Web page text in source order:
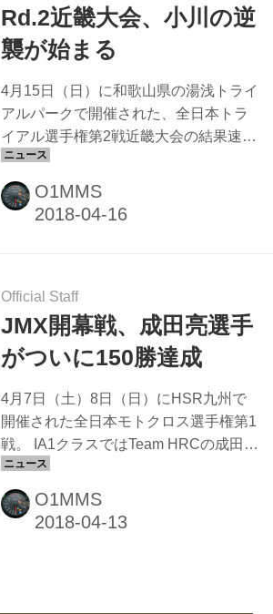
－１４：３０（Uターン） ③１５：０
０－１６：００（コーナーリング） ゲ
先導で自分のバイクでゲレンデを体験...
Rd.2近畿大会、小川の逆
襲が始まる
4月15日（日）に和歌山県の湯浅トライ
アルパークで開催された、全日本トラ
イアル選手権第2戦近畿大会の結果速報
です。 快晴でコースコンディションも
ドライの中で行われた第2戦。 国際A級
スーパークラスは、小川友幸選手が優
名 1位 1 小川 友幸 HONDA ＨＲＣクラ
ブ ＭＩＴＡＮＩ 2位 2 黒山 健一
YAMAHA YAMAHA FACTORY
RACING TEAM 3位 3 野﨑 史高
4位 5 柴...
O1MMS
Official Staff
JMX開幕戦、成田亮選手
がついに150勝達成
4月7日（土）8日（日）にHSR九州で
開催された全日本モトクロス選手権第1
戦。 IA1クラスではTeam HRCの成田亮
選手が両ヒート共に優勝し、完全勝利
をおさめました。 同大会のヒート1の
勝利で成田亮選手は、プロ通算150勝を
O1MMS